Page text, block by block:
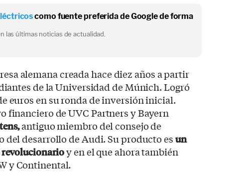
como fuente preferida de Google de forma
las últimas noticias de actualidad.
alemana creada hace diez años a partir
de la Universidad de Múnich. Logró
euros en su ronda de inversión inicial.
financiero de UVC Partners y Bayern
antiguo miembro del consejo de
del desarrollo de Audi. Su producto esun
y en el que ahora también
y Continental.